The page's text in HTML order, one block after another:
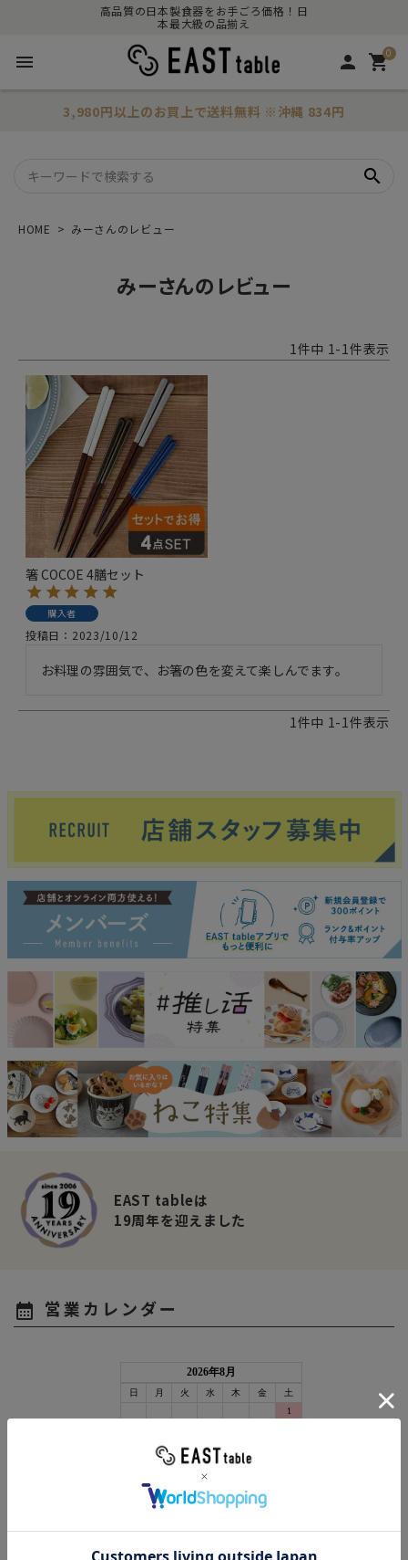
高品質の日本製食器をお手ごろ価格！日
本最大級の品揃え
menu person 0
shopping_cart
3,980円以上のお買上で送料無料 ※沖縄 834円
search
HOME みーさんのレビュー
みーさんのレビュー
1件中 1-1件表示
箸 COCOE 4膳セット
購入者
投稿日 2023/10/12
お料理の雰囲気で、お箸の色を変えて楽しんでます。
1件中 1-1件表示
EAST tableは
19周年を迎えました
calendar_month 営業カレンダー